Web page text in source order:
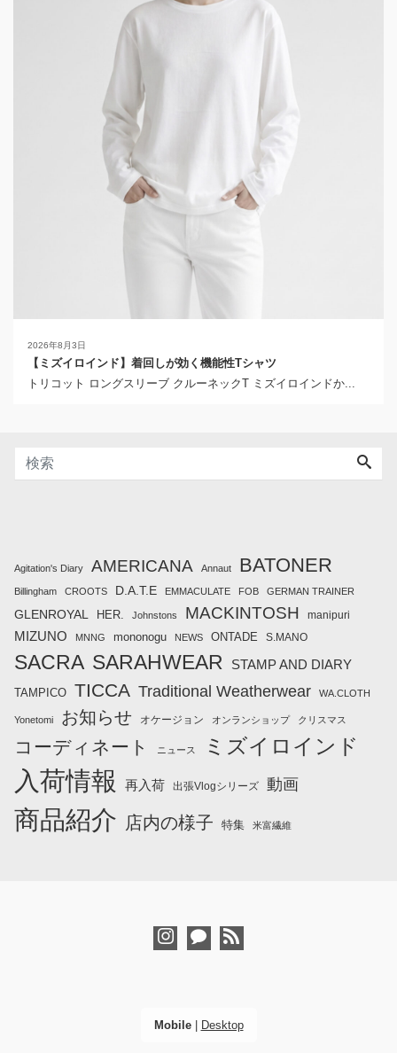
2026年8月3日
【ミズイロインド】着回しが効く機能性Tシャツ
トリコット ロングスリーブ クルーネックT ミズイロインドか...
Agitation's Diary AMERICANA Annaut BATONER
Billingham CROOTS D.A.T.E EMMACULATE FOB GERMAN TRAINER
GLENROYAL HER. Johnstons MACKINTOSH manipuri
MIZUNO MNNG mononogu NEWS ONTADE S.MANO
SACRA SARAHWEAR STAMP AND DIARY
TAMPICO TICCA Traditional Weatherwear WA.CLOTH
Yonetomi お知らせ オケージョン オンランショップ クリスマス
コーディネート ニュース ミズイロインド
入荷情報 再入荷 出張Vlogシリーズ 動画
商品紹介 店内の様子 特集 米富繊維
Mobile| Desktop